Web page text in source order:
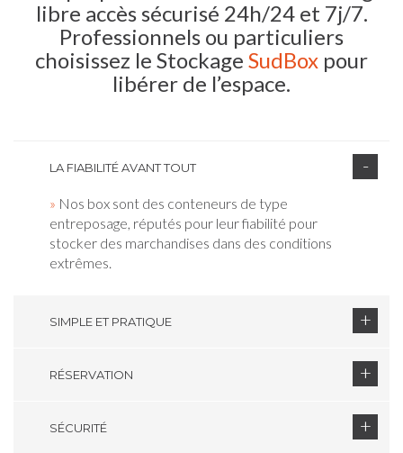
libre accès sécurisé 24h/24 et 7j/7.
Professionnels ou particuliers
choisissez le Stockage SudBox pour
libérer de l’espace.
LA FIABILITÉ AVANT TOUT
» Nos box sont des conteneurs de type
entreposage, réputés pour leur fiabilité pour
stocker des marchandises dans des conditions
extrêmes.
SIMPLE ET PRATIQUE
RÉSERVATION
SÉCURITÉ